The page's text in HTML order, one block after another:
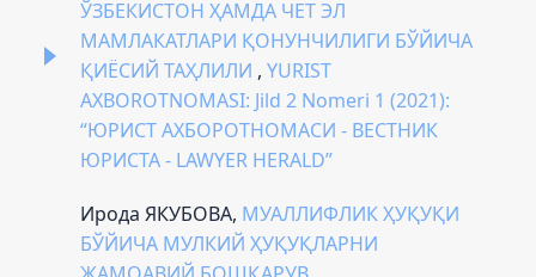
ЎЗБЕКИСТОН ҲАМДА ЧЕТ ЭЛ
МАМЛАКАТЛАРИ ҚОНУНЧИЛИГИ БЎЙИЧА
ҚИЁСИЙ ТАҲЛИЛИ , YURIST
AXBOROTNOMASI: Jild 2 Nomeri 1 (2021):
“ЮРИСТ АХБОРОТНОМАСИ - ВЕСТНИК
ЮРИСТА - LAWYER HERALD”
Ирода ЯКУБОВА, МУАЛЛИФЛИК ҲУҚУҚИ
БЎЙИЧА МУЛКИЙ ҲУҚУҚЛАРНИ